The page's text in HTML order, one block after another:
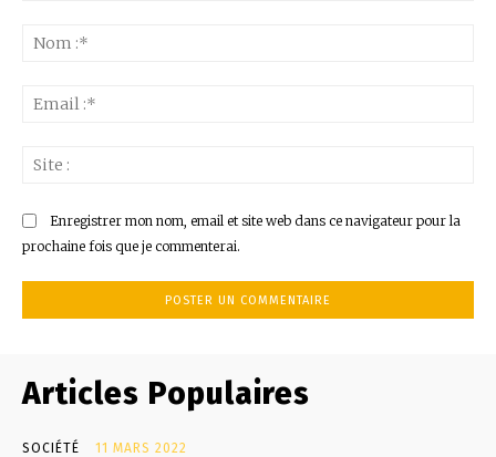
Enregistrer mon nom, email et site web dans ce navigateur pour la
prochaine fois que je commenterai.
Articles Populaires
SOCIÉTÉ 11 MARS 2022